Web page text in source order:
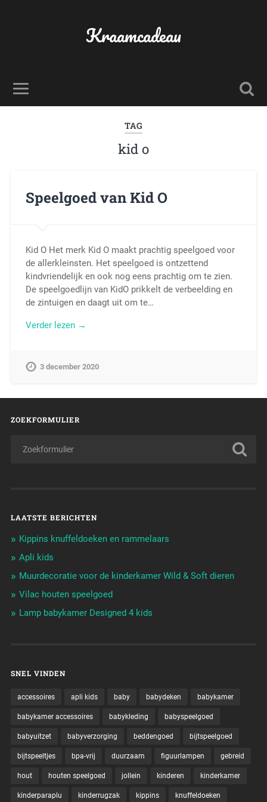
Kraamcadeau
TAG
kid o
Speelgoed van Kid O
Kid O Het merk Kid O maakt prachtig speelgoed voor
de allerkleinsten. Het speelgoed is ontzettend
kindvriendelijk en ook nog eens prachtig om te zien.
De speelgoedlijn van KidO prikkelt de verbeelding en
de zintuigen en daagt uit om te…
Verder lezen →
3 december 2020
ZOEKFORMULIER
LAATSTE BERICHTEN
Kippins knuffeldoeken en rammelaars
Apli kids
Muurdecoratie voor de kinderkamer Wild & Soft dieren
Vilac houten speelgoed
Lamp babykamer Designed 4 kids
SNEL VINDEN
accessoires apli kids baby babydeken babykamer
babykamer accessoires babykleding babyspeelgoed
babyuitzet babyverzorging beddengoed bijtspeelgoed
bijtspeeltjes bpa-vrij duurzaam figuurlampen gebreid
hout houten speelgoed jollein kinderen kinderkamer
kinderparaplu kinderrugzak kippins knuffeldoeken